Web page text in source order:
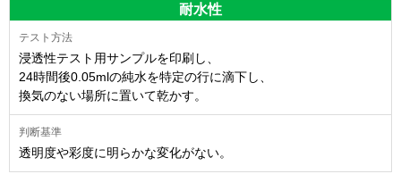
耐水性
浸透性テスト用サンプルを印刷し、
24時間後0.05mlの純水を特定の行に滴下し、
換気のない場所に置いて乾かす。
透明度や彩度に明らかな変化がない。